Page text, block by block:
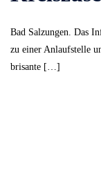
Bad Salzungen. Das
zu einer Anlaufstelle
brisante […]